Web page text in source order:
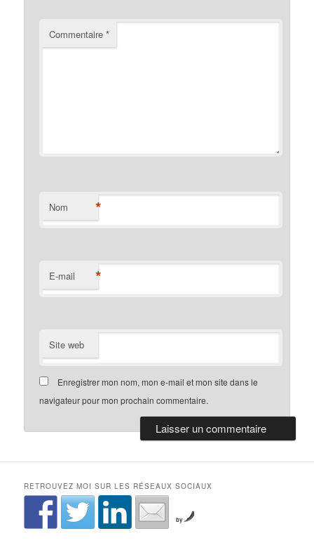
Commentaire*
Nom *
E-mail *
Site web
Enregistrer mon nom, mon e-mail et mon site dans le
navigateur pour mon prochain commentaire.
RETROUVEZ MOI SUR LES RÉSEAUX SOCIAUX
by